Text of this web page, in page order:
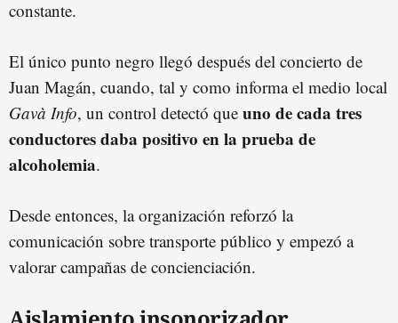
constante.
El único punto negro llegó después del concierto de
Juan Magán, cuando, tal y como informa el medio local
Gavà Info, un control detectó que uno de cada tres
conductores daba positivo en la prueba de
alcoholemia.
Desde entonces, la organización reforzó la
comunicación sobre transporte público y empezó a
valorar campañas de concienciación.